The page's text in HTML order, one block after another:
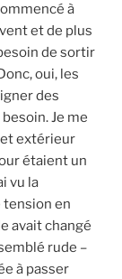
à
et de plus
de sortir
oui, les
des
Je me
extérieur
étaient un
vu la
tension en
avait changé
rude –
à passer